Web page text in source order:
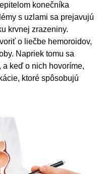
konečníka
s uzlami sa prejavujú
krvnej zrazeniny.
o liečbe hemoroidov,
Napriek tomu sa
a keď o nich hovoríme,
ktoré spôsobujú